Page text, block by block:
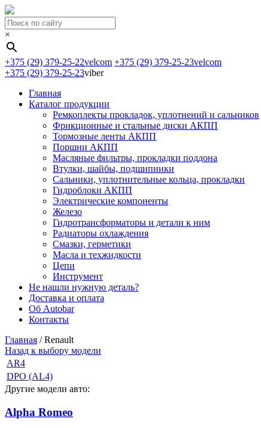
×
+375 (29) 379-25-22velcom +375 (29) 379-25-23velcom
+375 (29) 379-25-23viber
Главная
Каталог продукции
Ремкоплекты прокладок, уплотнений и сальников
Фрикционные и стальные диски АКПП
Тормозные ленты АКПП
Поршни АКПП
Масляные фильтры, прокладки поддона
Втулки, шайбы, подшипники
Сальники, уплотнительные кольца, прокладки
Гидроблоки АКПП
Электрические компоненты
Железо
Гидротрансформаторы и детали к ним
Радиаторы охлаждения
Смазки, герметики
Масла и техжидкости
Цепи
Инструмент
Не нашли нужную деталь?
Доставка и оплата
Об Autobar
Контакты
Главная /Renault
Назад к выбору модели
AR4
DPO (AL4)
Другие модели авто:
Alpha Romeo